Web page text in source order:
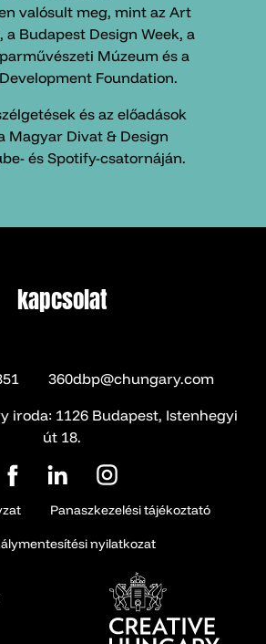
valósult meg, mint az Art
Budapest Design Week, a
Múzeum és a
Foundation.
és az előadások
Magyar Divat & Design
és Spotify-csatornáján.
kapcsolat
360dbp@chungary.com
iroda: 1126 Budapest, Istenhegyi
út 18.
Panaszkezelési tájékoztató
nyilatkozat